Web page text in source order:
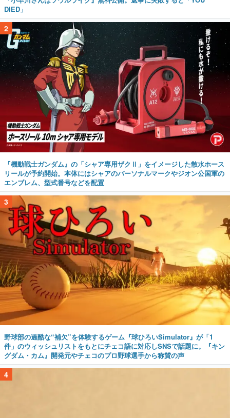
DIED」
2
『機動戦士ガンダム』の「シャア専用ザクⅡ」をイメージした散水ホース
リールが予約開始。本体にはシャアのパーソナルマークやジオン公国軍の
エンブレム、型式番号などを配置
3
野球部の過酷な“補欠”を体験するゲーム『球ひろいSimulator』が「1
件」のウィッシュリストをもとにチェコ語に対応しSNSで話題に。『キン
グダム・カム』開発元やチェコのプロ野球選手から称賛の声
4